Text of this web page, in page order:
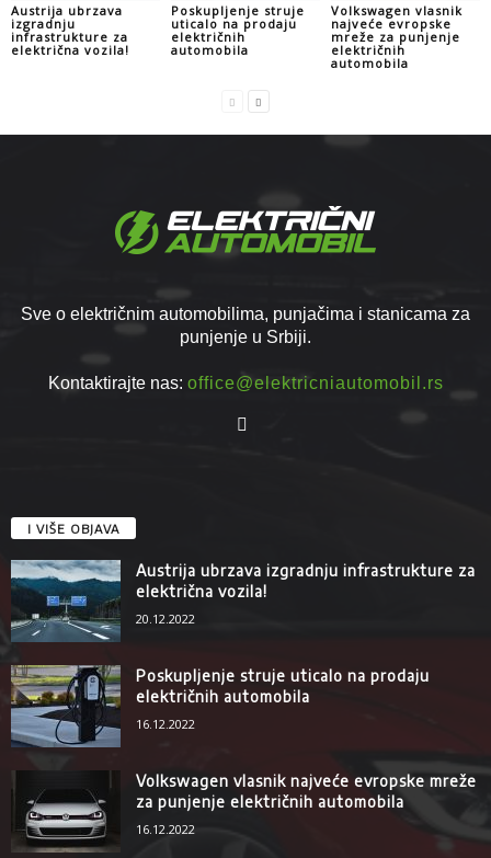
Austrija ubrzava
izgradnju
infrastrukture za
električna vozila!
Poskupljenje struje
uticalo na prodaju
električnih
automobila
Volkswagen vlasnik
najveće evropske
mreže za punjenje
električnih
automobila
Sve o električnim automobilima, punjačima i stanicama za
punjenje u Srbiji.
Kontaktirajte nas: office@elektricniautomobil.rs
I VIŠE OBJAVA
Austrija ubrzava izgradnju infrastrukture za
električna vozila!
20.12.2022
Poskupljenje struje uticalo na prodaju
električnih automobila
16.12.2022
Volkswagen vlasnik najveće evropske mreže
za punjenje električnih automobila
16.12.2022